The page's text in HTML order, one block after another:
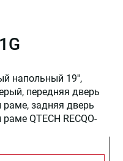
напольный 19'',
передняя дверь
раме, задняя дверь
QTECH RECQO-